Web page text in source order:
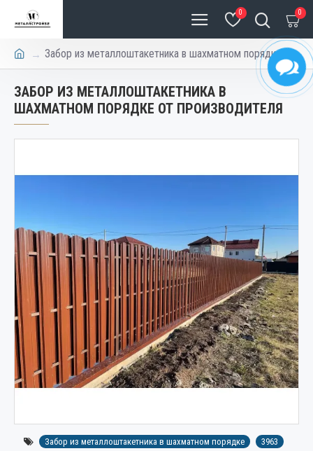
0 0
Забор из металлоштакетника в шахматном порядке
ЗАБОР ИЗ МЕТАЛЛОШТАКЕТНИКА В
ШАХМАТНОМ ПОРЯДКЕ ОТ ПРОИЗВОДИТЕЛЯ
Забор из металлоштакетника в шахматном порядке
3963